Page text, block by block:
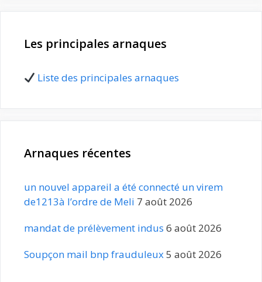
Les principales arnaques
Liste des principales arnaques
Arnaques récentes
un nouvel appareil a été connecté un virem
de1213à l’ordre de Meli 7 août 2026
mandat de prélèvement indus 6 août 2026
Soupçon mail bnp frauduleux5 août 2026